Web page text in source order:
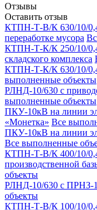
Отзывы
Оставить отзыв
КТПН-Т-В/К 630/10/
переработке мусора
КТПН-Т-К/К 250/10/
складского комплекса
КТПН-Т-К/К 630/10/
выполненные объекты
РЛНД-10/630 с
выполненные объекты
ПКУ-10кВ на линии
«Монетка» Все
ПКУ-10кВ на линии
Все выполненные
КТПН-Т-В/К 400/10/
производственной
объекты
РЛНД-10/630 с ПРНЗ-
объекты
КТПН-Т-В/К 100/10/0,4